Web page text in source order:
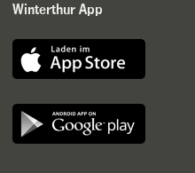
Winterthur App